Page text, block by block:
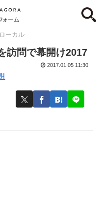
ローカル
訪問で幕開け2017
2017.01.05 11:30